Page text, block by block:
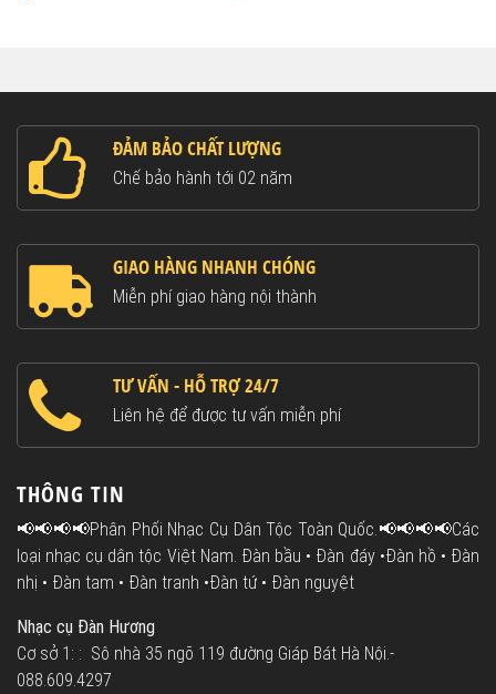
ĐẢM BẢO CHẤT LƯỢNG
Chế bảo hành tới 02 năm
GIAO HÀNG NHANH CHÓNG
Miễn phí giao hàng nội thành
TƯ VẤN - HỖ TRỢ 24/7
Liên hệ để được tư vấn miễn phí
THÔNG TIN
📢📢📢📢Phân Phối Nhạc Cụ Dân Tộc Toàn Quốc.📢📢📢📢Các
loại nhạc cụ dân tộc Việt Nam. Đàn bầu • Đàn đáy •Đàn hồ • Đàn
nhị • Đàn tam • Đàn tranh •Đàn tứ • Đàn nguyệt
Nhạc cụ Đàn Hương
Cơ sở 1: : Sô nhà 35 ngõ 119 đường Giáp Bát Hà Nội.-
088.609.4297